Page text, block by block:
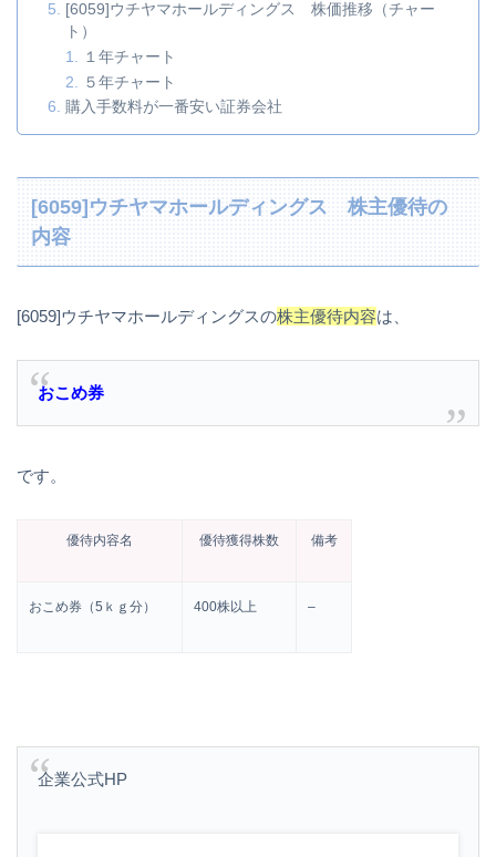
[6059]ウチヤマホールディングス 株価推移（チャー
ト）
１年チャート
５年チャート
購入手数料が一番安い証券会社
[6059]ウチヤマホールディングス 株主優待の
内容
[6059]ウチヤマホールディングスの株主優待内容は、
おこめ券
です。
優待内容名 優待獲得株数 備考
おこめ券（5ｋｇ分） 400株以上 –
企業公式HP